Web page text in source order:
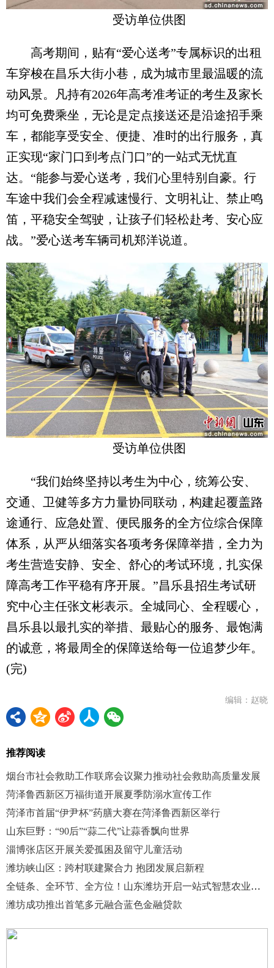
受访单位供图
高考期间，贴有“爱心送考”专属标识的出租
车穿梭在昌乐大街小巷，成为城市里最温暖的流
动风景。凡持有2026年高考准考证的考生及家长
均可免费乘坐，无论是定点接送还是沿途招手乘
车，都能享受安全、便捷、准时的出行服务，真
正实现“家门口到考点门口”的一站式无忧直
达。“能参与爱心送考，我们心里特别自豪。行
车途中我们会全程减速慢行、文明礼让、禁止鸣
笛，平稳安全驾驶，让孩子们轻松赴考、安心应
战。”爱心送考车辆司机郑洋说道。
受访单位供图
“我们始终坚持以考生为中心，统筹公安、
交通、卫健等多方力量协同联动，构建起覆盖路
途通行、应急处置、便民服务的全方位综合保障
体系，从严从细落实各项考务保障举措，全力为
考生营造安静、安全、舒心的考试环境，扎实保
障高考工作平稳有序开展。”昌乐县招生考试研
究中心主任张文彬表示。全城同心、全程暖心，
昌乐县以最扎实的举措、最贴心的服务、最饱满
的诚意，将最周全的保障送给每一位追梦少年。
(完)
编辑：赵晓
推荐阅读
烟台市社会救助工作联席会议聚力推动社会救助高质量发展
菏泽鲁西新区万福街道开展夏季防溺水宣传工作
菏泽市首届“伊尹杯”药膳大赛在菏泽鲁西新区举行
山东巨野：“90后”“蒜二代”让蒜香飘向世界
淄博张店区开展关爱孤困及留守儿童活动
潍坊峡山区：跨村联建聚合力 抱团发展启新程
全链条、全环节、全方位！山东潍坊开启一站式智慧农业新范式
潍坊成功推出首笔多元融合蓝色金融贷款